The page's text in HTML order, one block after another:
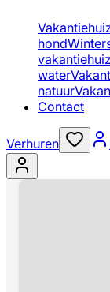
hond
water
natuur
Contact
Verhuren